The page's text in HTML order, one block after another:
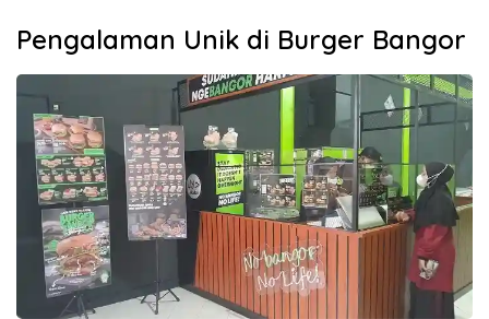
Pengalaman Unik di Burger Bangor